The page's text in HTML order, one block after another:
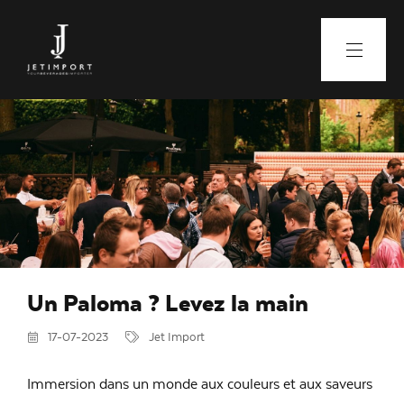
Un Paloma ? Levez la main
17-07-2023 Jet Import
Immersion dans un monde aux couleurs et aux saveurs